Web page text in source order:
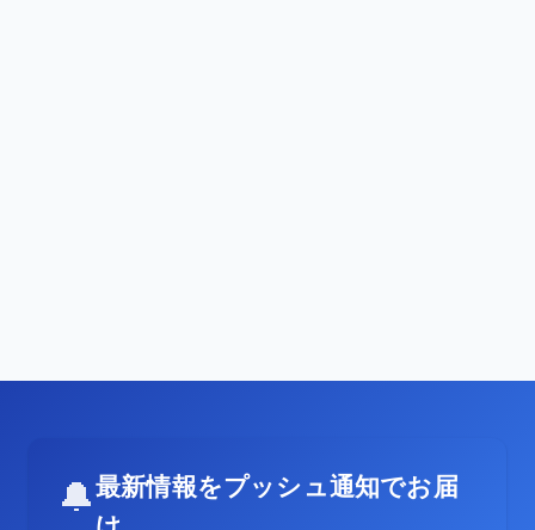
🔔最新情報をプッシュ通知でお届